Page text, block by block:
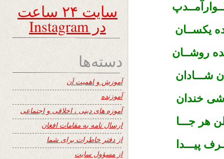
یکســان
روشــان
شـــادان
خندان
هر جـــا
پیـــدا
سایت ۲۴ ساعت
در Instagram
دسته‌ها
آموزش و اهمیت آن
آموزنده
آموزه های دینی ، اخلاقی و اجتماعی
ارسال نامه به مقامات افغان
از دفتر خاطرات برای شما
از مسؤول سایت